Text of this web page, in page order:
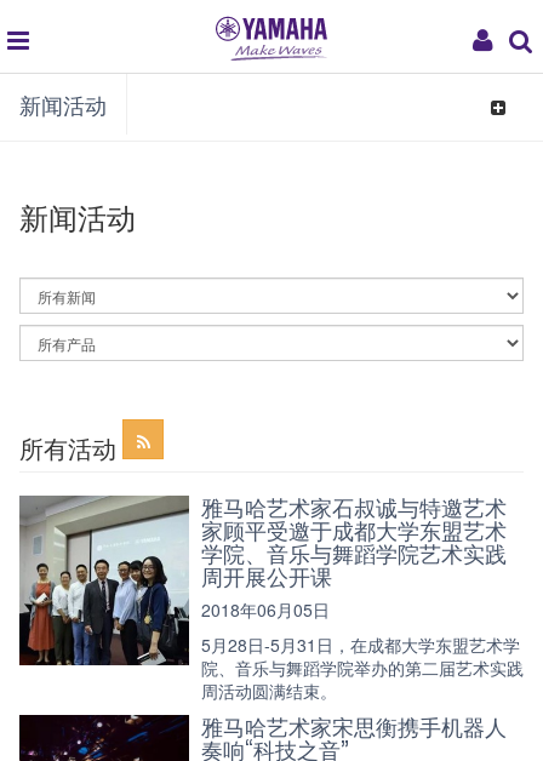
My
global
navigation
新闻活动
Toggle
新闻活动
By
News
Category
By
Article
所有活动
雅马哈艺术家石叔诚与特邀艺术
家顾平受邀于成都大学东盟艺术
学院、音乐与舞蹈学院艺术实践
周开展公开课
2018年06月05日
5月28日-5月31日，在成都大学东盟艺术学
院、音乐与舞蹈学院举办的第二届艺术实践
周活动圆满结束。
雅马哈艺术家宋思衡携手机器人
奏响“科技之音”